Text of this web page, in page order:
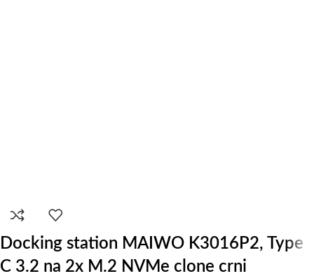
Docking station MAIWO K3016P2, Type
C 3.2 na 2x M.2 NVMe clone crni